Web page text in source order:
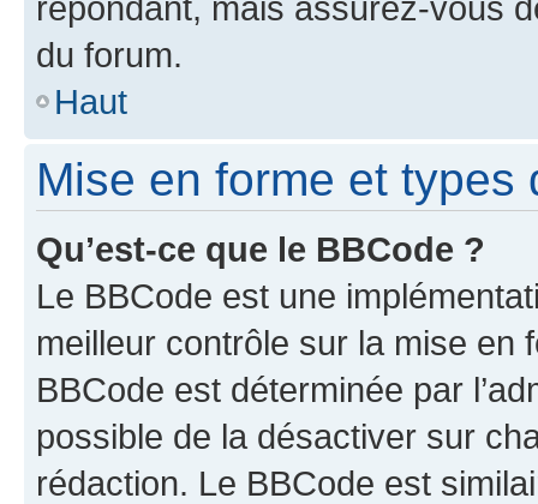
du forum.
Haut
Mise en forme et types
Qu’est-ce que le BBCode ?
Le BBCode est une
meilleur contrôle sur la mise en
BBCode est déterminée par
possible de la désactiver sur
rédaction. Le BBCode est